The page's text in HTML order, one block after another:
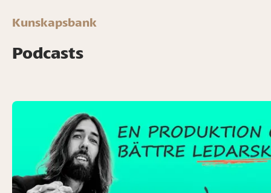
Kunskapsbank
Podcasts